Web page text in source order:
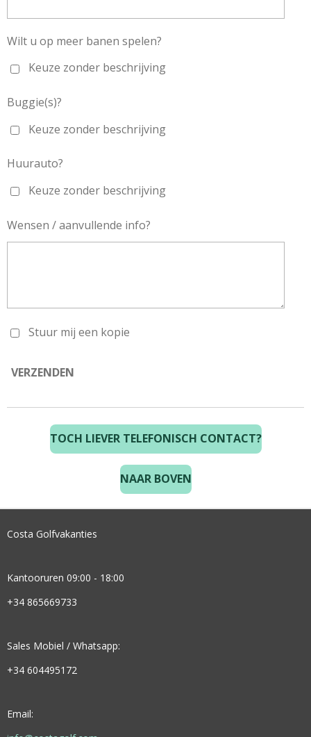
Wilt u op meer banen spelen?
Keuze zonder beschrijving
Buggie(s)?
Keuze zonder beschrijving
Huurauto?
Keuze zonder beschrijving
Wensen / aanvullende info?
Stuur mij een kopie
VERZENDEN
TOCH LIEVER TELEFONISCH CONTACT?
NAAR BOVEN
Costa Golfvakanties
Kantooruren 09:00 - 18:00
+34 865669733
Sales Mobiel / Whatsapp:
+34 604495172
Email: